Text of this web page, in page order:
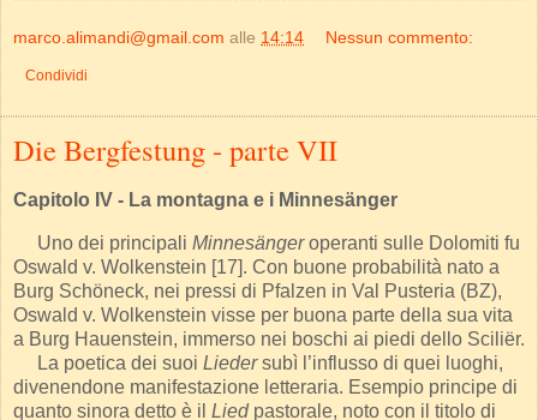
marco.alimandi@gmail.com alle 14:14 Nessun commento:
Condividi
Die Bergfestung - parte VII
Capitolo IV - La montagna e i Minnesänger
Uno dei principali Minnesängeroperanti sulle Dolomiti fu
Oswald v. Wolkenstein [17]. Con buone probabilità nato a
Burg Schöneck, nei pressi di Pfalzen in Val Pusteria (BZ),
Oswald v. Wolkenstein visse per buona parte della sua vita
a Burg Hauenstein, immerso nei boschi ai piedi dello Sciliër.
La poetica dei suoi Liedersubì l’influsso di quei luoghi,
divenendone manifestazione letteraria. Esempio principe di
quanto sinora detto è il Liedpastorale, noto con il titolo di